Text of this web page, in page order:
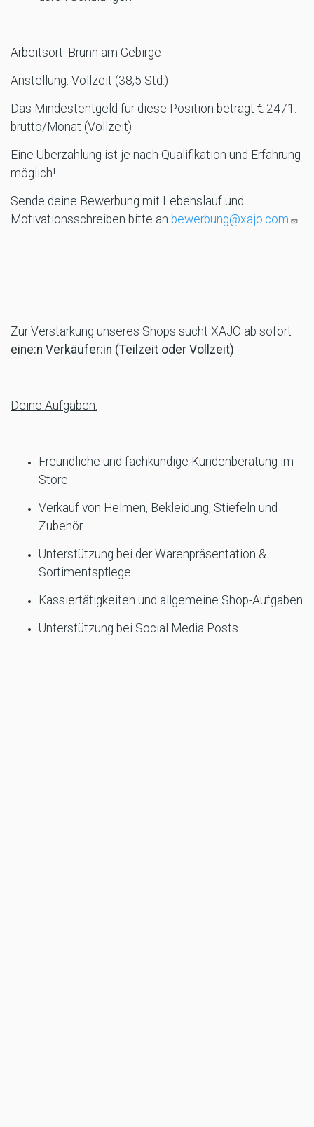
Arbeitsort: Brunn am Gebirge
Anstellung: Vollzeit (38,5 Std.)
Das Mindestentgeld für diese Position beträgt € 2471.-
brutto/Monat (Vollzeit)
Eine Überzahlung ist je nach Qualifikation und Erfahrung
möglich!
Sende deine Bewerbung mit Lebenslauf und
Motivationsschreiben bitte an bewerbung@xajo.com
Zur Verstärkung unseres Shops sucht XAJO ab sofort
eine:n Verkäufer:in (Teilzeit oder Vollzeit)
Deine Aufgaben:
Freundliche und fachkundige Kundenberatung im
Store
Verkauf von Helmen, Bekleidung, Stiefeln und
Zubehör
Unterstützung bei der Warenpräsentation &
Sortimentspflege
Kassiertätigkeiten und allgemeine Shop-Aufgaben
Unterstützung bei Social Media Posts